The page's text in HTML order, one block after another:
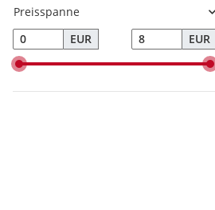
Preisspanne
EUR
EUR